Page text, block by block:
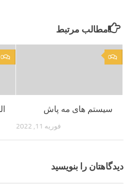
مطالب مرتبط
0 0
سیستم های مه پاش
فوریه 11, 2022
دیدگاهتان را بنویسید